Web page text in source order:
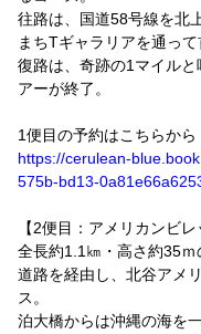
往路は、国道58号線を北
まちTギャラリアを通って
復路は、奇跡の1マイル
アーが終了。
1便目の予約はこちらから
https://cerulean-
575b-bd13-
【2便目：アメリカンビレ
全長約1.1㎞・高さ約35
道路を経由し、北谷アメ
ス。
泊大橋からは沖縄の海を